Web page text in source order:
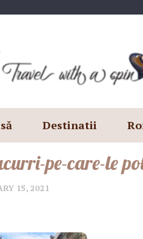
Destinatii
pe-care-le
15, 2021